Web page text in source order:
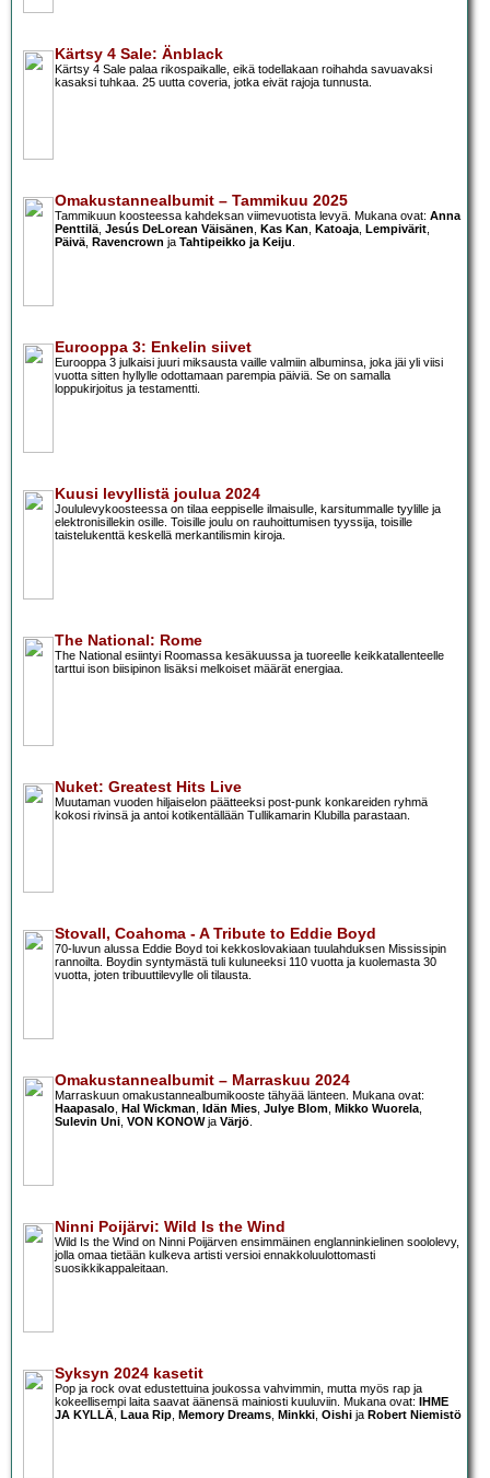
Kärtsy 4 Sale: Änblack
Kärtsy 4 Sale palaa rikospaikalle, eikä todellakaan roihahda savuavaksi
kasaksi tuhkaa. 25 uutta coveria, jotka eivät rajoja tunnusta.
Omakustannealbumit – Tammikuu 2025
Tammikuun koosteessa kahdeksan viimevuotista levyä. Mukana ovat: Anna
Penttilä Jesús DeLorean Väisänen Kas Kan Katoaja Lempivärit
Päivä Ravencrown ja Tahtipeikko ja Keiju
Eurooppa 3: Enkelin siivet
Eurooppa 3 julkaisi juuri miksausta vaille valmiin albuminsa, joka jäi yli viisi
vuotta sitten hyllylle odottamaan parempia päiviä. Se on samalla
loppukirjoitus ja testamentti.
Kuusi levyllistä joulua 2024
Joululevykoosteessa on tilaa eeppiselle ilmaisulle, karsitummalle tyylille ja
elektronisillekin osille. Toisille joulu on rauhoittumisen tyyssija, toisille
taistelukenttä keskellä merkantilismin kiroja.
The National: Rome
The National esiintyi Roomassa kesäkuussa ja tuoreelle keikkatallenteelle
tarttui ison biisipinon lisäksi melkoiset määrät energiaa.
Nuket: Greatest Hits Live
Muutaman vuoden hiljaiselon päätteeksi post-punk konkareiden ryhmä
kokosi rivinsä ja antoi kotikentällään Tullikamarin Klubilla parastaan.
Stovall, Coahoma - A Tribute to Eddie Boyd
70-luvun alussa Eddie Boyd toi kekkoslovakiaan tuulahduksen Mississipin
rannoilta. Boydin syntymästä tuli kuluneeksi 110 vuotta ja kuolemasta 30
vuotta, joten tribuuttilevylle oli tilausta.
Omakustannealbumit – Marraskuu 2024
Marraskuun omakustannealbumikooste tähyää länteen. Mukana ovat:
Haapasalo Hal Wickman Idän Mies Julye Blom Mikko Wuorela
Sulevin Uni VON KONOWja Värjö
Ninni Poijärvi: Wild Is the Wind
Wild Is the Wind on Ninni Poijärven ensimmäinen englanninkielinen soololevy,
jolla omaa tietään kulkeva artisti versioi ennakkoluulottomasti
suosikkikappaleitaan.
Syksyn 2024 kasetit
Pop ja rock ovat edustettuina joukossa vahvimmin, mutta myös rap ja
kokeellisempi laita saavat äänensä mainiosti kuuluviin. Mukana ovat: IHME
JA KYLLÄ Laua Rip Memory Dreams Minkki Oishi ja Robert Niemistö